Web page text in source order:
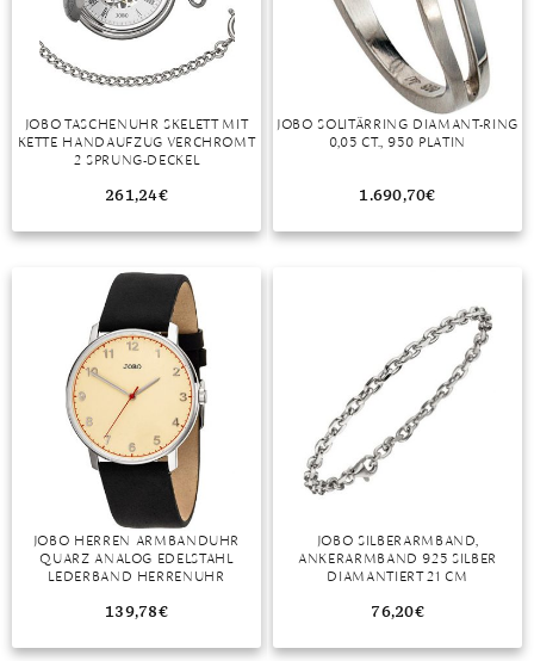
DIOPSID
GRANAT
JADE
KARNEOL
KUNZIT
KYANIT
LABRADORIT
LAPISLAZULI
MARKASIT
MONDSTEIN
UNGLAUBLICH
WINTER
DINNER
ROTER TEPPICH
TREND DES MONATS
JOBO TASCHENUHR SKELETT MIT
KETTE HANDAUFZUG VERCHROMT
2 SPRUNG-DECKEL
261,24€
JOBO SOLITÄRRING DIAMANT-RING
0,05 CT., 950 PLATIN
1.690,70€
JOBO HERREN ARMBANDUHR
QUARZ ANALOG EDELSTAHL
LEDERBAND HERRENUHR
139,78€
JOBO SILBERARMBAND,
ANKERARMBAND 925 SILBER
DIAMANTIERT 21 CM
76,20€